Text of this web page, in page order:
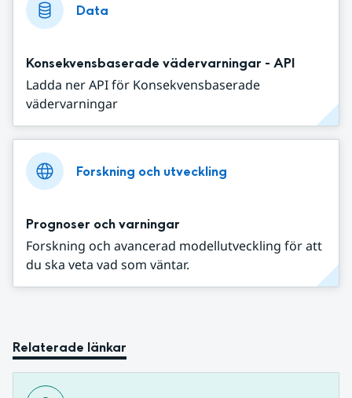
Data
Konsekvensbaserade vädervarningar - API
Ladda ner API för Konsekvensbaserade
vädervarningar
Forskning och utveckling
Prognoser och varningar
Forskning och avancerad modellutveckling för att
du ska veta vad som väntar.
Relaterade länkar